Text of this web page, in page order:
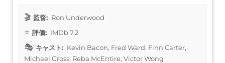
監督: Ron Underwood
評価: IMDb 7.2
キャスト: Kevin Bacon, Fred Ward, Finn Carter,
Michael Gross, Reba McEntire, Victor Wong